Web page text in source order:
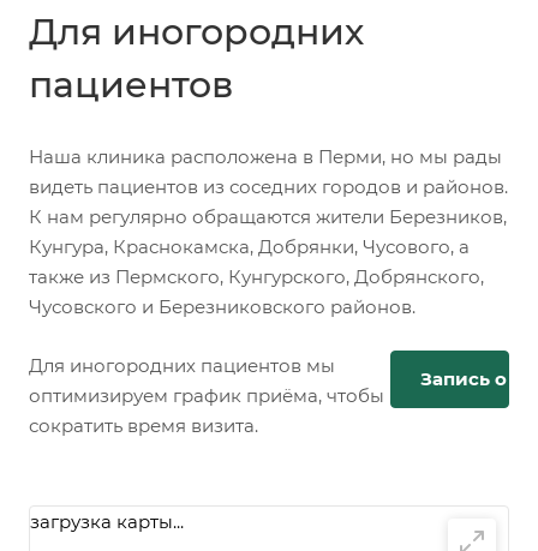
Для иногородних
пациентов
Наша клиника расположена в Перми, но мы рады
видеть пациентов из соседних городов и районов.
К нам регулярно обращаются жители Березников,
Кунгура, Краснокамска, Добрянки, Чусового, а
также из Пермского, Кунгурского, Добрянского,
Чусовского и Березниковского районов.
Для иногородних пациентов мы
оптимизируем график приёма, чтобы
сократить время визита.
Запись
загрузка карты...